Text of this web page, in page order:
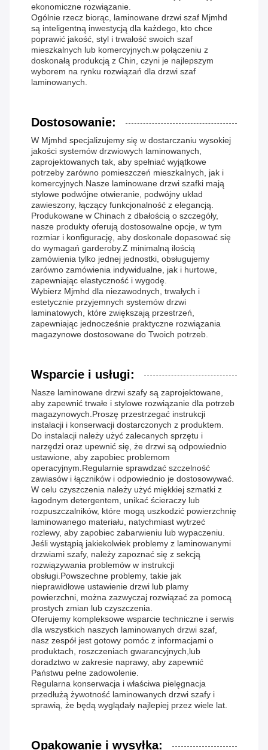
ekonomiczne rozwiązanie.
Ogólnie rzecz biorąc, laminowane drzwi szaf Mjmhd
są inteligentną inwestycją dla każdego, kto chce
poprawić jakość, styl i trwałość swoich szaf
mieszkalnych lub komercyjnych.w połączeniu z
doskonałą produkcją z Chin, czyni je najlepszym
wyborem na rynku rozwiązań dla drzwi szaf
laminowanych.
Dostosowanie:
W Mjmhd specjalizujemy się w dostarczaniu wysokiej
jakości systemów drzwiowych laminowanych,
zaprojektowanych tak, aby spełniać wyjątkowe
potrzeby zarówno pomieszczeń mieszkalnych, jak i
komercyjnych.Nasze laminowane drzwi szafki mają
stylowe podwójne otwieranie, podwójny układ
zawieszony, łączący funkcjonalność z elegancją.
Produkowane w Chinach z dbałością o szczegóły,
nasze produkty oferują dostosowalne opcje, w tym
rozmiar i konfigurację, aby doskonale dopasować się
do wymagań garderoby.Z minimalną ilością
zamówienia tylko jednej jednostki, obsługujemy
zarówno zamówienia indywidualne, jak i hurtowe,
zapewniając elastyczność i wygodę.
Wybierz Mjmhd dla niezawodnych, trwałych i
estetycznie przyjemnych systemów drzwi
laminatowych, które zwiększają przestrzeń,
zapewniając jednocześnie praktyczne rozwiązania
magazynowe dostosowane do Twoich potrzeb.
Wsparcie i usługi:
Nasze laminowane drzwi szafy są zaprojektowane,
aby zapewnić trwałe i stylowe rozwiązanie dla potrzeb
magazynowych.Proszę przestrzegać instrukcji
instalacji i konserwacji dostarczonych z produktem.
Do instalacji należy użyć zalecanych sprzętu i
narzędzi oraz upewnić się, że drzwi są odpowiednio
ustawione, aby zapobiec problemom
operacyjnym.Regularnie sprawdzać szczelność
zawiasów i łączników i odpowiednio je dostosowywać.
W celu czyszczenia należy użyć miękkiej szmatki z
łagodnym detergentem, unikać ścieraczy lub
rozpuszczalników, które mogą uszkodzić powierzchnię
laminowanego materiału, natychmiast wytrzeć
rozlewy, aby zapobiec zabarwieniu lub wypaczeniu.
Jeśli wystąpią jakiekolwiek problemy z laminowanymi
drzwiami szafy, należy zapoznać się z sekcją
rozwiązywania problemów w instrukcji
obsługi.Powszechne problemy, takie jak
nieprawidłowe ustawienie drzwi lub plamy
powierzchni, można zazwyczaj rozwiązać za pomocą
prostych zmian lub czyszczenia.
Oferujemy kompleksowe wsparcie techniczne i serwis
dla wszystkich naszych laminowanych drzwi szaf,
nasz zespół jest gotowy pomóc z informacjami o
produktach, roszczeniach gwarancyjnych,lub
doradztwo w zakresie naprawy, aby zapewnić
Państwu pełne zadowolenie.
Regularna konserwacja i właściwa pielęgnacja
przedłużą żywotność laminowanych drzwi szafy i
sprawią, że będą wyglądały najlepiej przez wiele lat.
Opakowanie i wysyłka: